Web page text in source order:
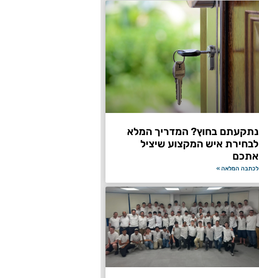
נתקעתם בחוץ? המדריך המלא
לבחירת איש המקצוע שיציל
אתכם
לכתבה המלאה »